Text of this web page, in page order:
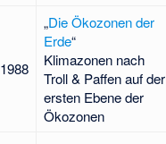
1988
„Die Ökozonen der
Erde“
Klimazonen nach
Troll & Paffen auf der
ersten Ebene der
Ökozonen